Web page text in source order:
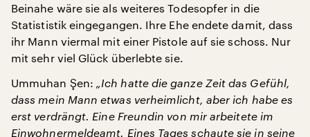
Beinahe wäre sie als weiteres Todesopfer in die
Statististik eingegangen. Ihre Ehe endete damit, dass
ihr Mann viermal mit einer Pistole auf sie schoss. Nur
mit sehr viel Glück überlebte sie.
Ummuhan Şen: „Ich hatte die ganze Zeit das Gefühl,
dass mein Mann etwas verheimlicht, aber ich habe es
erst verdrängt. Eine Freundin von mir arbeitete im
Einwohnermeldeamt. Eines Tages schaute sie in seine